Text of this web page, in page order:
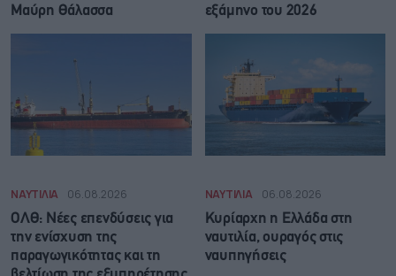
Μαύρη Θάλασσα
εξάμηνο του 2026
ΝΑΥΤΙΛΙΑ 06.08.2026
ΟΛΘ: Νέες επενδύσεις για
την ενίσχυση της
παραγωγικότητας και τη
ΝΑΥΤΙΛΙΑ 06.08.2026
Κυρίαρχη η Ελλάδα στη
ναυτιλία, ουραγός στις
ναυπηγήσεις